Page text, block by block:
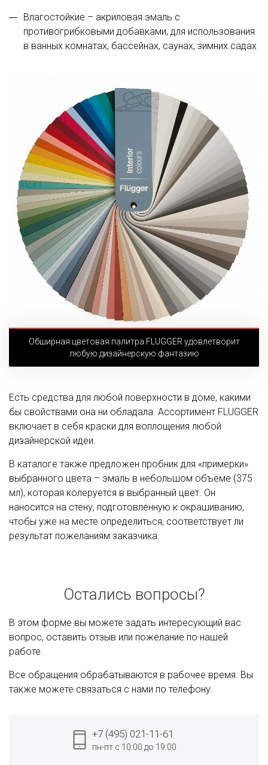
Влагостойкие – акриловая эмаль с
противогрибковыми добавками, для использования
в ванных комнатах, бассейнах, саунах, зимних садах
Обширная цветовая палитра FLUGGER удовлетворит
любую дизайнерскую фантазию
Есть средства для любой поверхности в доме, какими
бы свойствами она ни обладала. Ассортимент FLUGGER
включает в себя краски для воплощения любой
дизайнерской идеи.
В каталоге также предложен пробник для «примерки»
выбранного цвета – эмаль в небольшом объёме (375
мл), которая колеруется в выбранный цвет. Он
наносится на стену, подготовленную к окрашиванию,
чтобы уже на месте определиться, соответствует ли
результат пожеланиям заказчика.
Остались вопросы?
В этом форме вы можете задать интересующий вас
вопрос, оставить отзыв или пожелание по нашей
работе.
Все обращения обрабатываются в рабочее время. Вы
также можете связаться с нами по телефону.
+7 (495) 021-11-61
пн-пт с 10:00 до 19:00